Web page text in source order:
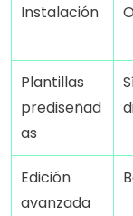
Instalación
Plantillas
prediseñad
as
Edición
avanzada